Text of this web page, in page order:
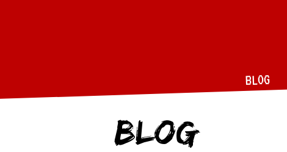
BLOG
Blog